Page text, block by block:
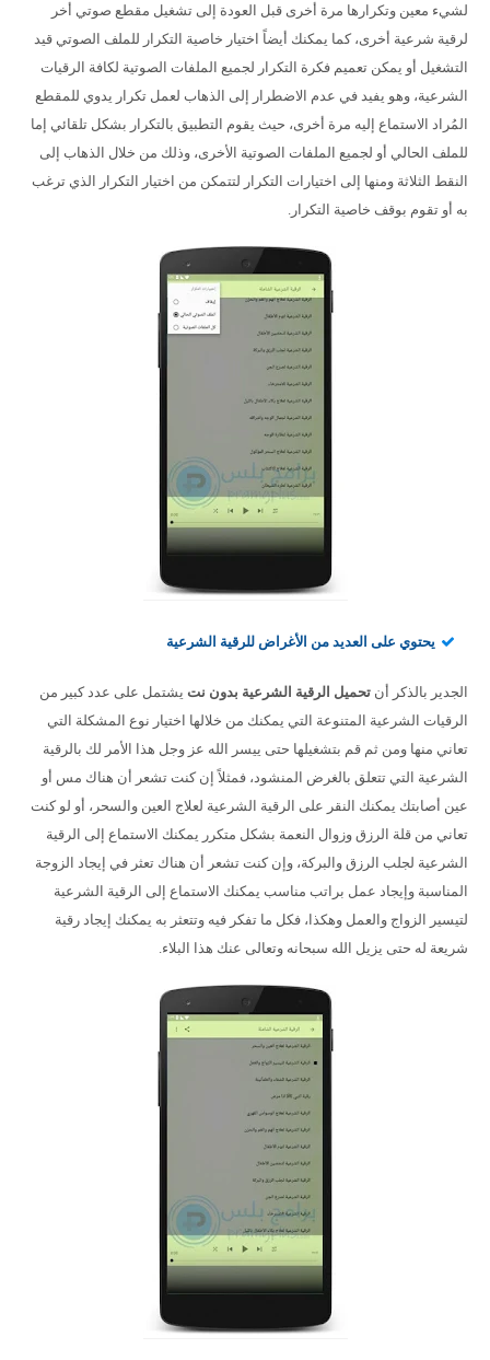
لشيء معين وتكرارها مرة أخرى قبل العودة إلى تشغيل مقطع صوتي أخر
لرقية شرعية أخرى، كما يمكنك أيضاً اختيار خاصية التكرار للملف الصوتي قيد
التشغيل أو يمكن تعميم فكرة التكرار لجميع الملفات الصوتية لكافة الرقيات
الشرعية، وهو يفيد في عدم الاضطرار إلى الذهاب لعمل تكرار يدوي للمقطع
المُراد الاستماع إليه مرة أخرى، حيث يقوم التطبيق بالتكرار بشكل تلقائي إما
للملف الحالي أو لجميع الملفات الصوتية الأخرى، وذلك من خلال الذهاب إلى
النقط الثلاثة ومنها إلى اختيارات التكرار لتتمكن من اختيار التكرار الذي ترغب
به أو تقوم بوقف خاصية التكرار.
يحتوي على العديد من الأغراض للرقية الشرعية
الجدير بالذكر أن تحميل الرقية الشرعية بدون نت يشتمل على عدد كبير من
الرقيات الشرعية المتنوعة التي يمكنك من خلالها اختيار نوع المشكلة التي
تعاني منها ومن ثم قم بتشغيلها حتى ييسر الله عز وجل هذا الأمر لك بالرقية
الشرعية التي تتعلق بالغرض المنشود، فمثلاً إن كنت تشعر أن هناك مس أو
عين أصابتك يمكنك النقر على الرقية الشرعية لعلاج العين والسحر، أو لو كنت
تعاني من قلة الرزق وزوال النعمة بشكل متكرر يمكنك الاستماع إلى الرقية
الشرعية لجلب الرزق والبركة، وإن كنت تشعر أن هناك تعثر في إيجاد الزوجة
المناسبة وإيجاد عمل براتب مناسب يمكنك الاستماع إلى الرقية الشرعية
لتيسير الزواج والعمل وهكذا، فكل ما تفكر فيه وتتعثر به يمكنك إيجاد رقية
شريعة له حتى يزيل الله سبحانه وتعالى عنك هذا البلاء.